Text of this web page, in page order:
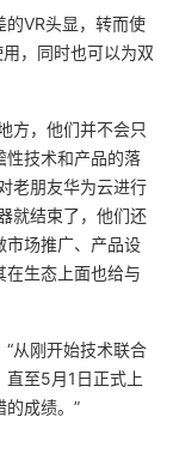
VR头显，转而使
，同时也可以为双
方，他们并不会只
性技术和产品的落
老朋友华为云进行
就结束了，他们还
市场推广、产品设
在生态上面也给与
从刚开始技术联合
直至5月1日正式上
成绩。”